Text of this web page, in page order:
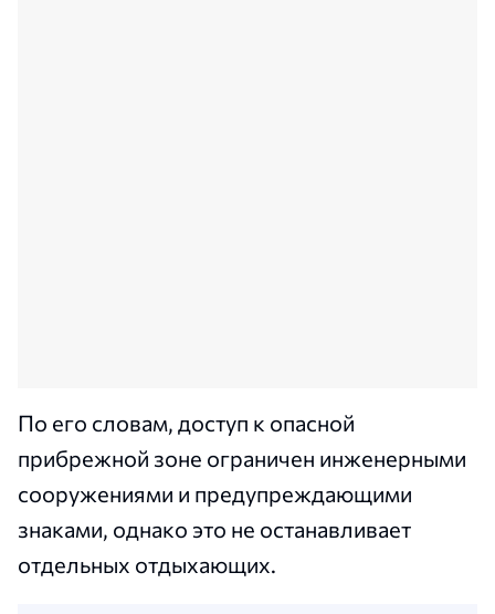
По его словам, доступ к опасной
прибрежной зоне ограничен инженерными
сооружениями и предупреждающими
знаками, однако это не останавливает
отдельных отдыхающих.